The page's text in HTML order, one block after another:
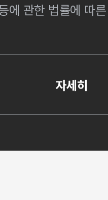
에 관한 법률에 따
자세히